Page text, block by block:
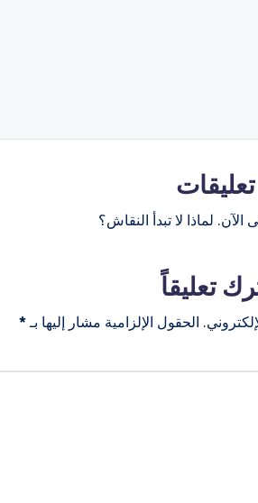
تعليقات
الآن. لماذا لا تبدأ النقاش؟
تعليقاً
الحقول الإلزامية مشار إليها بـ *